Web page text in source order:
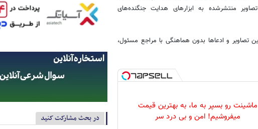
منتشرشده به ابزارهای هدایت جنگنده‌های
تصاویر و ادعاها بدون هماهنگی با مراجع مسئول،
ماشینت رو بسپر به ما، به بهترین قیمت
میفروشیم! امن و بی درد سر
در بحث مشارکت کنید